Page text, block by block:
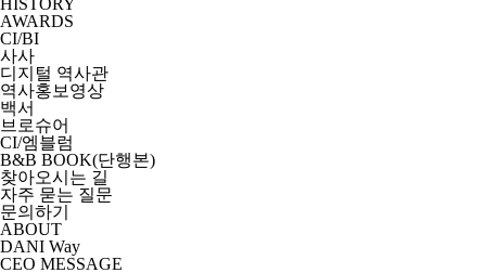
HISTORY
AWARDS
CI/BI
사사
디지털 역사관
역사홍보영상
백서
브로슈어
CI/엠블럼
B&B BOOK(단행본)
찾아오시는 길
자주 묻는 질문
문의하기
ABOUT
DANI Way
CEO MESSAGE